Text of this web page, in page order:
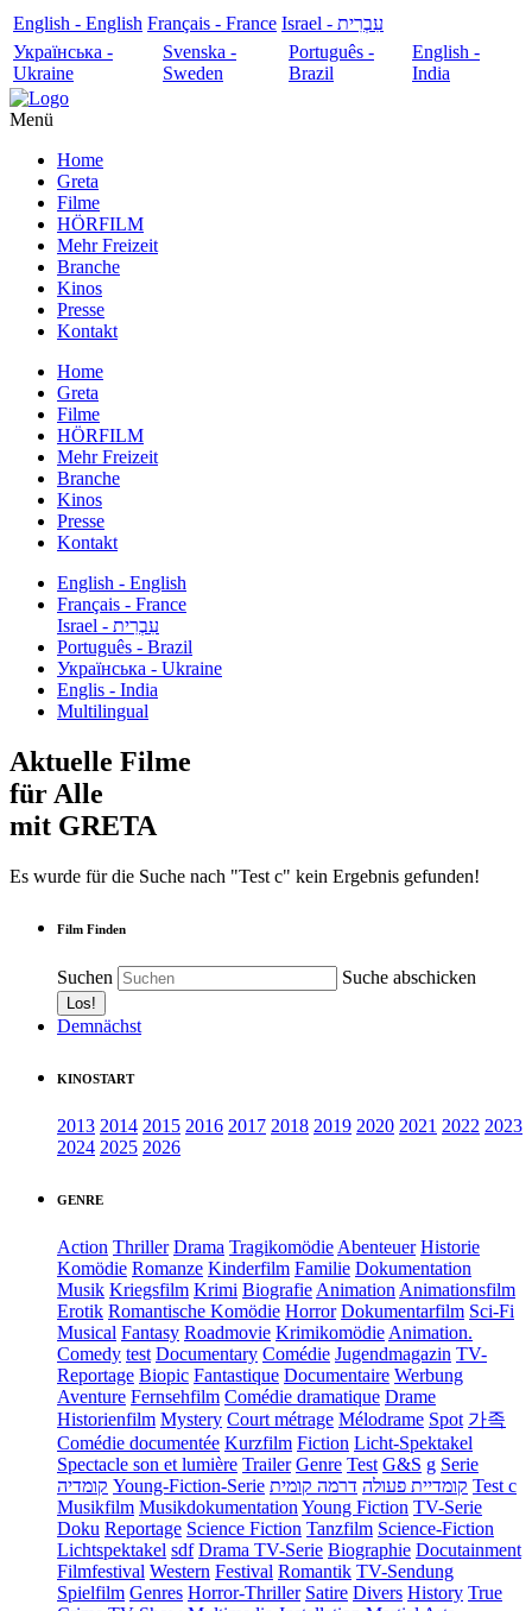
English - English Français - France
עִבְרִית - Israel
Українська -
Ukraine
Svenska -
Sweden
Português -
Brazil
English -
India
Menü
Home
Greta
Filme
HÖRFILM
Mehr Freizeit
Branche
Kinos
Presse
Kontakt
Home
Greta
Filme
HÖRFILM
Mehr Freizeit
Branche
Kinos
Presse
Kontakt
English - English
Français - France
עִבְרִית - Israel
Português - Brazil
Українська - Ukraine
Englis - India
Multilingual
Aktuelle Filme
für Alle
mit GRETA
Es wurde für die Suche nach "Test c" kein Ergebnis gefunden!
Film Finden
Suchen Suche abschicken
Demnächst
KINOSTART
2013 2014 2015 2016 2017 2018 2019 2020 2021 2022 2023
2024 2025 2026
GENRE
Action Thriller Drama Tragikomödie Abenteuer Historie
Komödie Romanze Kinderfilm Familie Dokumentation
Musik Kriegsfilm Krimi Biografie Animation Animationsfilm
Erotik Romantische Komödie Horror Dokumentarfilm Sci-Fi
Musical Fantasy Roadmovie Krimikomödie Animation.
Comedy test Documentary Comédie Jugendmagazin TV-
Reportage Biopic Fantastique Documentaire Werbung
Aventure Fernsehfilm Comédie dramatique Drame
Historienfilm Mystery Court métrage Mélodrame Spot 가족
Comédie documentée Kurzfilm Fiction Licht-Spektakel
Spectacle son et lumière Trailer Genre Test G&S g Serie
קומדיה Young-Fiction-Serie קומדיית פעולה דרמה קומית
Test c
Musikfilm Musikdokumentation Young Fiction TV-Serie
Doku Reportage Science Fiction Tanzfilm Science-Fiction
Lichtspektakel sdf Drama TV-Serie Biographie Docutainment
Filmfestival Western Festival Romantik TV-Sendung
Spielfilm Genres Horror-Thriller Satire Divers History True